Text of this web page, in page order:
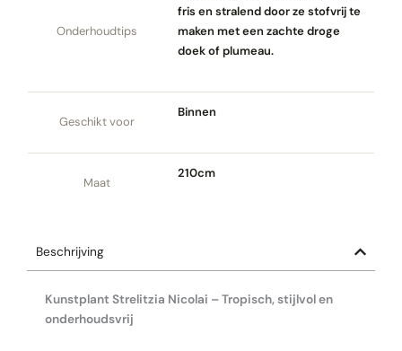
Onderhoudtips
fris en stralend door ze stofvrij te
maken met een zachte droge
doek of plumeau.
Geschikt voor
Binnen
Maat
210cm
Beschrijving
Kunstplant Strelitzia Nicolai – Tropisch, stijlvol en
onderhoudsvrij